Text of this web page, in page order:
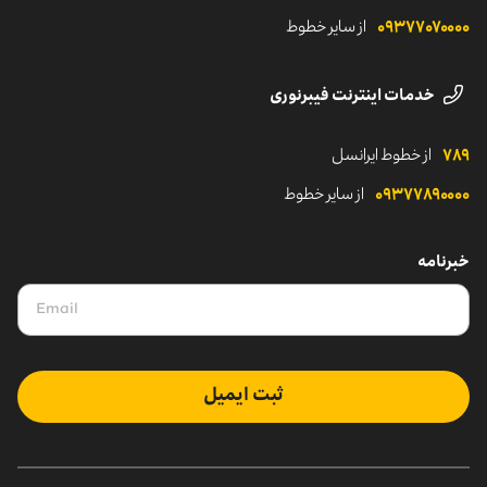
۰۹۳۷۷۰۷۰۰۰۰ از سایر خطوط
خدمات اینترنت فیبرنوری
۷۸۹ از خطوط ایرانسل
۰۹۳۷۷۸۹۰۰۰۰ از سایر خطوط
خبرنامه
ثبت ایمیل